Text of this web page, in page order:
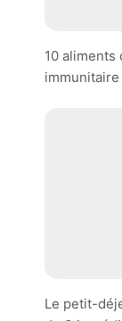
10
Le petit-